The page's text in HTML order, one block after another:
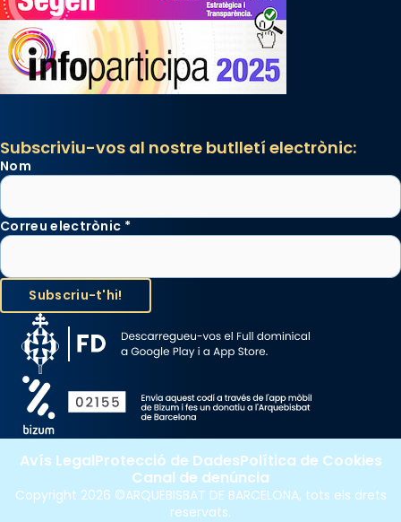
«Si vols saber què és calor, ves per les
Santes a Mataró»🥵.
Photo
View on Facebook · Share
Subscriviu-vos al nostre butlletí electrònic:
Nom
Correu electrònic *
Copyright 2026 ©ARQUEBISBAT DE BARCELONA, tots els drets
reservats.
Avís LegalProtecció de DadesPolítica de Cookies
Canal de denúncia